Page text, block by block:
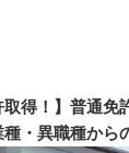
取得！】普通免
・異職種から